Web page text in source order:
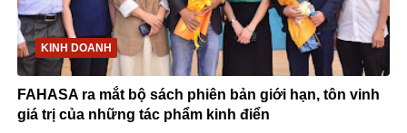
KINH DOANH
FAHASA ra mắt bộ sách phiên bản giới hạn, tôn vinh
giá trị của những tác phẩm kinh điển